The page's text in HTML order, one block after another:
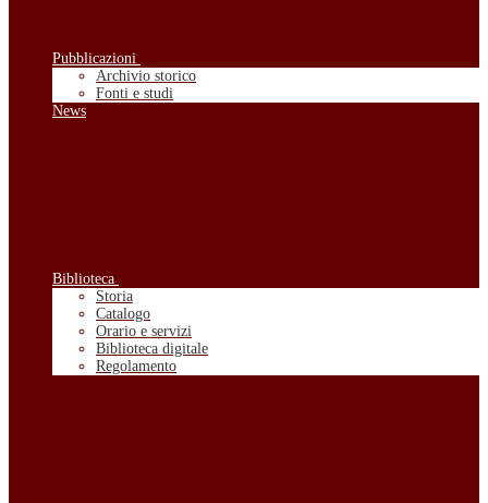
Pubblicazioni
Archivio storico
Fonti e studi
News
Biblioteca
Storia
Catalogo
Orario e servizi
Biblioteca digitale
Regolamento